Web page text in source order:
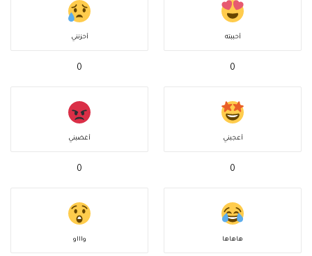
أحببته
0
أحزنني
0
أعجبني
0
أغضبني
0
هاهاها واااو